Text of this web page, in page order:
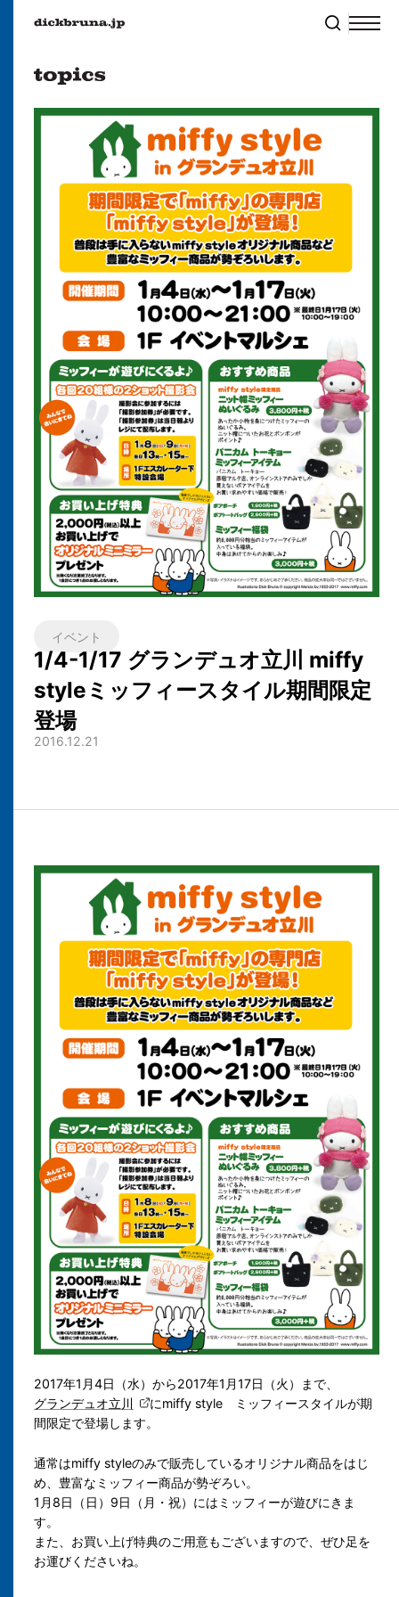
イベント
1/4-1/17 グランデュオ立川 miffy
styleミッフィースタイル期間限定
登場
2016.12.21
2017年1月4日（水）から2017年1月17日（火）まで、
グランデュオ立川
にmiffy style
ミッフィースタイルが期
間限定で登場します。
通常はmiffy styleのみで販売しているオリジナル商品をはじ
め、豊富なミッフィー商品が勢ぞろい。
1月8日（日）9日（月・祝）にはミッフィーが遊びにきま
す。
また、お買い上げ特典のご用意もございますので、ぜひ足を
お運びくださいね。